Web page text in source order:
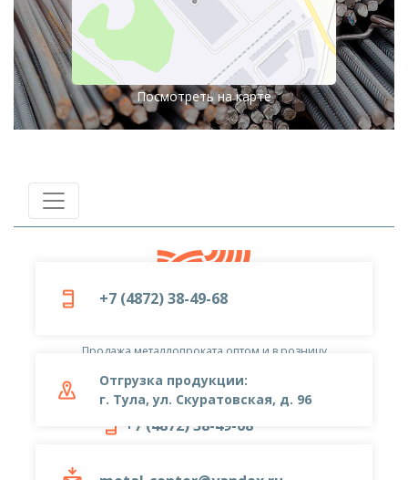
Посмотреть на карте
+7 (4872) 38-49-68
Отгрузка продукции:
г. Тула, ул. Скуратовская, д. 96
Продажа металлопроката оптом и в розницу
+7 (4872) 38-49-68